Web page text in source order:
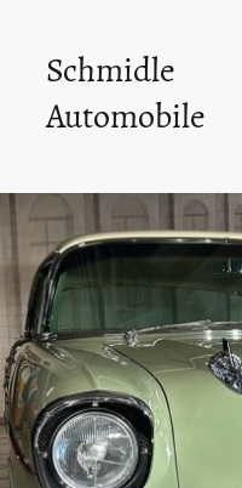
Schmidle
Automobile